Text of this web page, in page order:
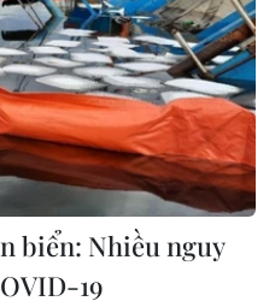
biển: Nhiều nguy
19